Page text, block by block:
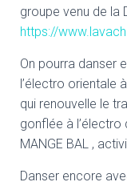
groupe venu de la
https://
On pourra danser
l’électro orientale
qui renouvelle le
gonflée à l’électro
MANGE BAL ,
Danser encore